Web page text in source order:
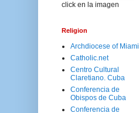
click en la imagen
Religion
Archdiocese of Miami
Catholic.net
Centro Cultural
Claretiano. Cuba
Conferencia de
Obispos de Cuba
Conferencia de